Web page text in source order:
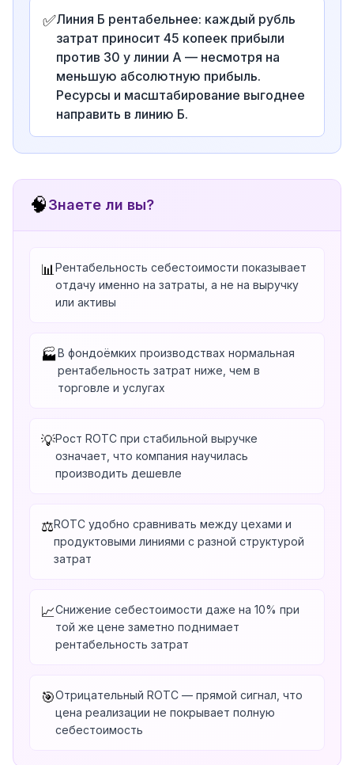
✅Линия Б рентабельнее: каждый рубль
затрат приносит 45 копеек прибыли
против 30 у линии А — несмотря на
меньшую абсолютную прибыль.
Ресурсы и масштабирование выгоднее
направить в линию Б.
🧠Знаете ли вы?
📊 Рентабельность себестоимости показывает
отдачу именно на затраты, а не на выручку
или активы
🏭В фондоёмких производствах нормальная
рентабельность затрат ниже, чем в
торговле и услугах
💡Рост ROTC при стабильной выручке
означает, что компания научилась
производить дешевле
⚖️ROTC удобно сравнивать между цехами и
продуктовыми линиями с разной структурой
затрат
📈Снижение себестоимости даже на 10% при
той же цене заметно поднимает
рентабельность затрат
🎯Отрицательный ROTC — прямой сигнал, что
цена реализации не покрывает полную
себестоимость